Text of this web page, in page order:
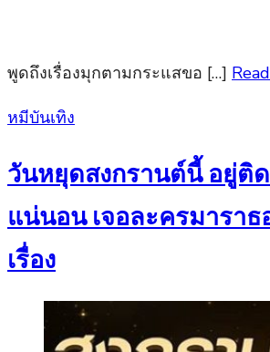
พูดถึงเรื่องมุกตามกระแสขอ […]
Posted
หมีบันเทิง
วันหยุดสงกรานต์นี้ อยู่ติ
แน่นอน เจอละครมาราธ
เรื่อง